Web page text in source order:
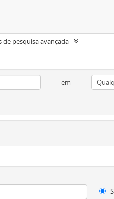
de pesquisa avançada
em